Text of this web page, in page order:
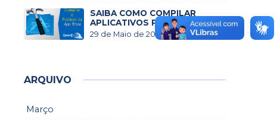
SAIBA COMO COMPILAR
APLICATIVOS PARA IOS
29 de Maio de 2019
ARQUIVO
Março